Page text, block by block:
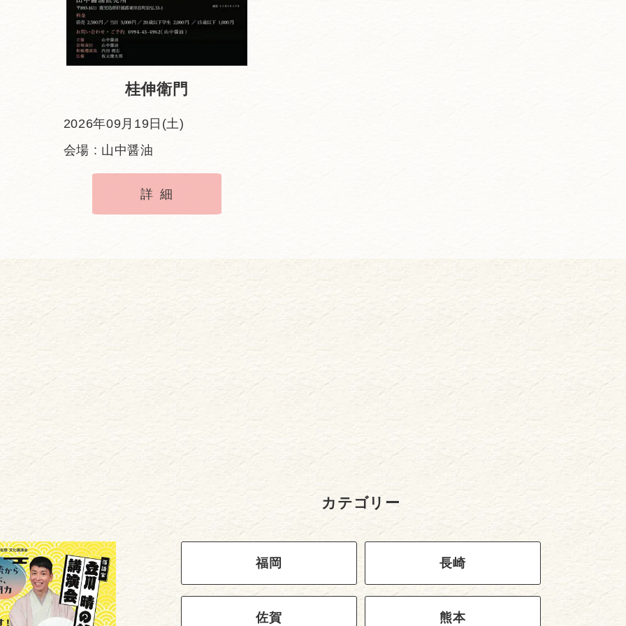
桂伸衛門
2026年09月19日(土)
会場 : 山中醤油
詳細
カテゴリー
福岡 長崎
佐賀 熊本